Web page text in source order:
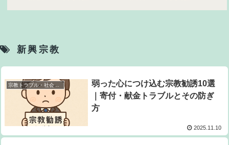
新興宗教
宗教トラブル・社会問題
弱った心につけ込む宗教勧誘10選
｜寄付・献金トラブルとその防ぎ
方
2025.11.10